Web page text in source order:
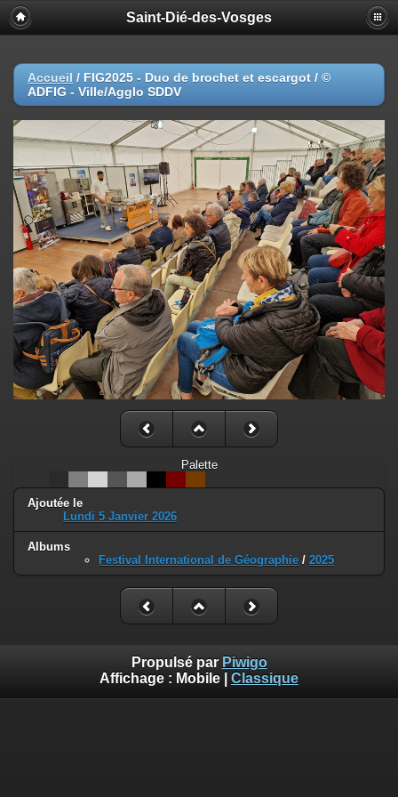
Saint-Dié-des-Vosges
Accueil / FIG2025 - Duo de brochet et escargot / ©
ADFIG - Ville/Agglo SDDV
Palette
Ajoutée le
Lundi 5 Janvier 2026
Albums
Festival International de Géographie / 2025
Propulsé par Piwigo
Affichage : Mobile Classique